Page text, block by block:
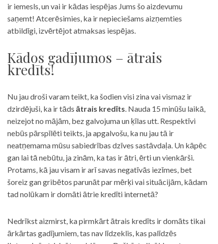
ir iemesls, un vai ir kādas iespējas Jums šo aizdevumu
saņemt! Atcerēsimies, ka ir nepieciešams aizņemties
atbildīgi, izvērtējot atmaksas iespējas.
Kādos gadījumos – ātrais
kredīts!
Nu jau droši varam teikt, ka šodien visi zina vai vismaz ir
dzirdējuši, ka ir tāds ātrais kredīts. Nauda 15 minūšu laikā,
neizejot no mājām, bez galvojuma un ķīlas utt. Respektīvi
nebūs pārspīlēti teikts, ja apgalvošu, ka nu jau tā ir
neatņemama mūsu sabiedrības dzīves sastāvdaļa. Un kāpēc
gan lai tā nebūtu, ja zinām, ka tas ir ātri, ērti un vienkārši.
Protams, kā jau visam ir arī savas negatīvās iezīmes, bet
šoreiz gan gribētos parunāt par mērķi vai situācijām, kādam
tad nolūkam ir domāti ātrie kredīti internetā?
Nedrīkst aizmirst, ka pirmkārt ātrais kredīts ir domāts tikai
ārkārtas gadījumiem, tas nav līdzeklis, kas palīdzēs